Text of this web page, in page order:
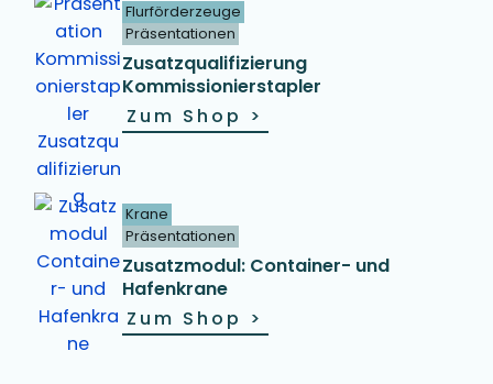
Flurförderzeuge
Präsentationen
Zusatzqualifizierung
Kommissionierstapler
Zum Shop >
Krane
Präsentationen
Zusatzmodul: Container- und
Hafenkrane
Zum Shop >